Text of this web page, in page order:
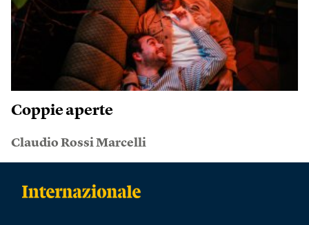
Coppie aperte
Claudio Rossi Marcelli